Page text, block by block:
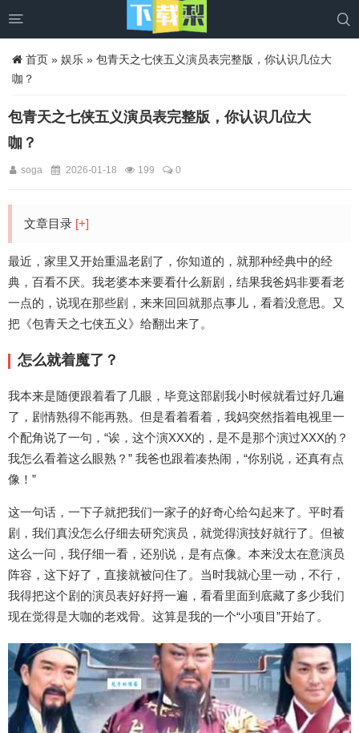
 
首页 » 娱乐 » 包青天之七侠五义演员表完整版，你认识几位大
咖？
包青天之七侠五义演员表完整版，你认识几位大
咖？
soga 2026-01-18 199 0
文章目录 [+]
最近，家里又开始重温老剧了，你知道的，就那种经典中的经
典，百看不厌。我老婆本来要看什么新剧，结果我爸妈非要看老
一点的，说现在那些剧，来来回回就那点事儿，看着没意思。又
把《包青天之七侠五义》给翻出来了。
怎么就着魔了？
我本来是随便跟着看了几眼，毕竟这部剧我小时候就看过好几遍
了，剧情熟得不能再熟。但是看着看着，我妈突然指着电视里一
个配角说了一句，“诶，这个演XXX的，是不是那个演过XXX的？
我怎么看着这么眼熟？” 我爸也跟着凑热闹，“你别说，还真有点
像！”
这一句话，一下子就把我们一家子的好奇心给勾起来了。平时看
剧，我们真没怎么仔细去研究演员，就觉得演技好就行了。但被
这么一问，我仔细一看，还别说，是有点像。本来没太在意演员
阵容，这下好了，直接就被问住了。当时我就心里一动，不行，
我得把这个剧的演员表好好捋一遍，看看里面到底藏了多少我们
现在觉得是大咖的老戏骨。这算是我的一个“小项目”开始了。